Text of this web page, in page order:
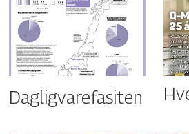
Dagligvarefasiten